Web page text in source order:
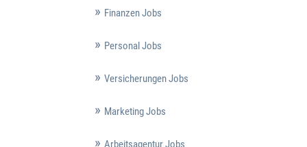
Finanzen Jobs
Personal Jobs
Versicherungen Jobs
Marketing Jobs
Arbeitsagentur Jobs